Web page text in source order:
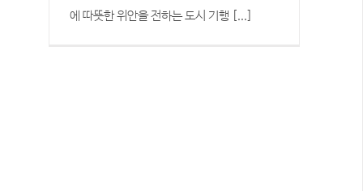
에 따뜻한 위안을 전하는 도시 기행 [...]